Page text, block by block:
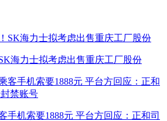
海力士拟考虑出售重庆工厂股份
手机索要1888元 平台方回应：正和司